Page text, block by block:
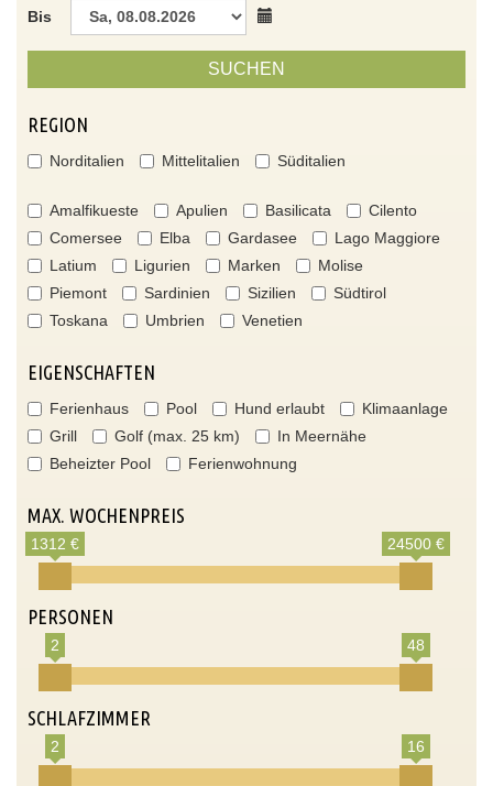
Bis
SUCHEN
REGION
Norditalien Mittelitalien Süditalien
Amalfikueste Apulien Basilicata
Cilento
Comersee
Elba Gardasee
Lago Maggiore
Latium
Ligurien Marken
Molise
Piemont
Sardinien Sizilien
Südtirol
Toskana
Umbrien Venetien
EIGENSCHAFTEN
Ferienhaus Pool Hund erlaubt
Klimaanlage
Grill
Golf (max. 25 km)
In Meernähe
Beheizter Pool
Ferienwohnung
MAX. WOCHENPREIS
1312 € 24500 €
PERSONEN
2 48
SCHLAFZIMMER
2 16